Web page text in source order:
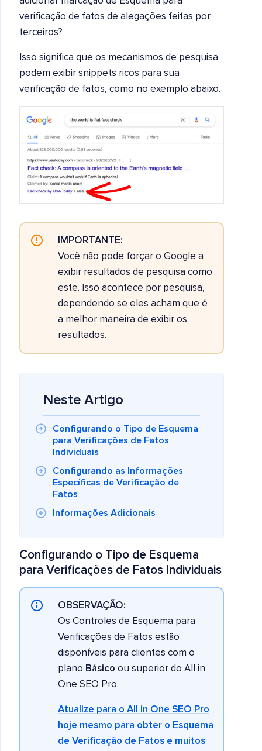
verificação de fatos de alegações feitas por
terceiros?
Isso significa que os mecanismos de pesquisa
podem exibir snippets ricos para sua
verificação de fatos, como no exemplo abaixo.
IMPORTANTE:
Você não pode forçar o Google a
exibir resultados de pesquisa como
este. Isso acontece por pesquisa,
dependendo se eles acham que é
a melhor maneira de exibir os
resultados.
Neste Artigo
Configurando o Tipo de Esquema
para Verificações de Fatos
Individuais
Configurando as Informações
Específicas de Verificação de
Fatos
Informações Adicionais
Configurando o Tipo de Esquema
para Verificações de Fatos Individuais
OBSERVAÇÃO:
Os Controles de Esquema para
Verificações de Fatos estão
disponíveis para clientes com o
plano Básico ou superior do All in
One SEO Pro.
Atualize para o All in One SEO Pro
hoje mesmo para obter o Esquema
de Verificação de Fatos e muitos